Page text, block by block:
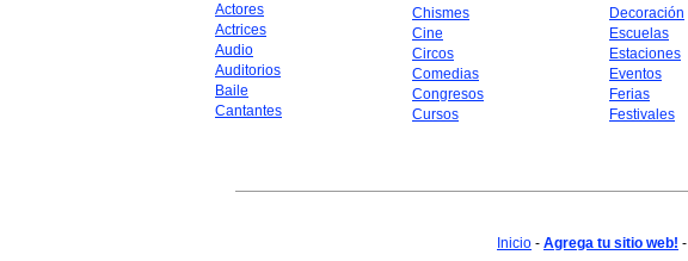
Actores
Actrices
Audio
Auditorios
Baile
Cantantes
Chismes
Cine
Circos
Comedias
Congresos
Cursos
Decoración
Escuelas
Estaciones
Eventos
Ferias
Festivales
Inicio - Agrega tu sitio web! -